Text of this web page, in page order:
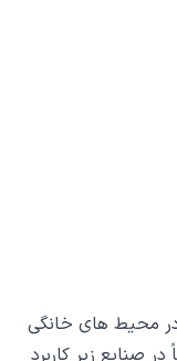
ای در محیط های خانگی
2 طرفه عمدتاً در صنایع زیر کاربرد